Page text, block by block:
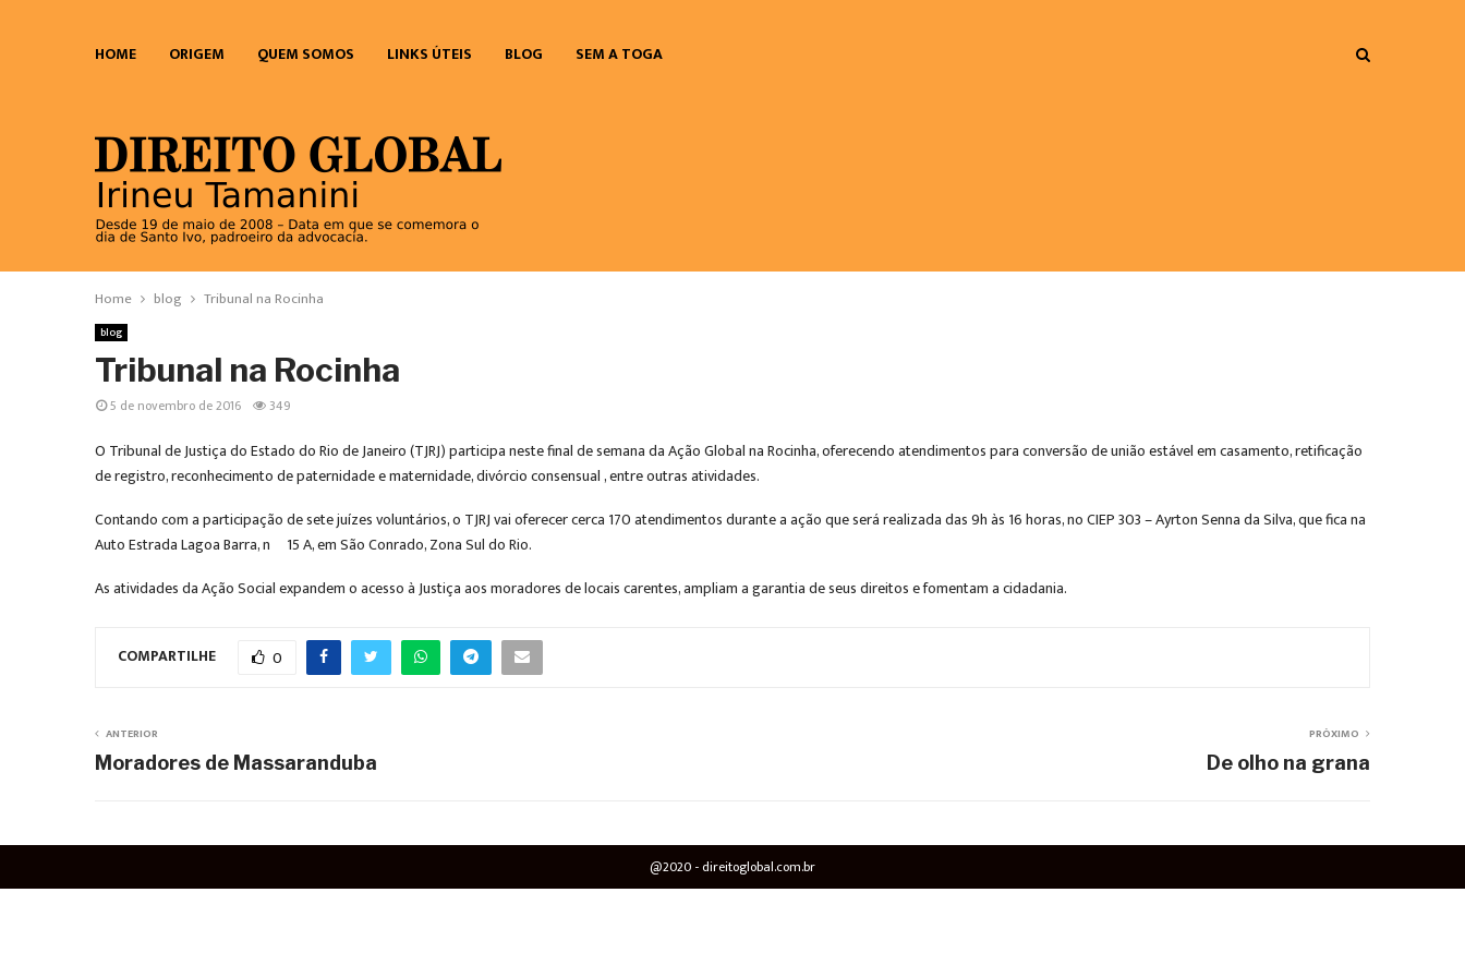
HOME ORIGEM QUEM SOMOS LINKS ÚTEIS BLOG SEM A TOGA
Home blog Tribunal na Rocinha
blog
Tribunal na Rocinha
5 de novembro de 2016 349
O Tribunal de Justiça do Estado do Rio de Janeiro (TJRJ) participa neste final de semana da Ação Global na Rocinha, oferecendo atendimentos para conversão de união estável em casamento, retificação
de registro, reconhecimento de paternidade e maternidade, divórcio consensual , entre outras atividades.
Contando com a participação de sete juízes voluntários, o TJRJ vai oferecer cerca 170 atendimentos durante a ação que será realizada das 9h às 16 horas, no CIEP 303 – Ayrton Senna da Silva, que fica na
Auto Estrada Lagoa Barra, nº 15 A, em São Conrado, Zona Sul do Rio.
As atividades da Ação Social expandem o acesso à Justiça aos moradores de locais carentes, ampliam a garantia de seus direitos e fomentam a cidadania.
COMPARTILHE 0
ANTERIOR
Moradores de Massaranduba
PRÓXIMO
De olho na grana
@2020 - direitoglobal.com.br